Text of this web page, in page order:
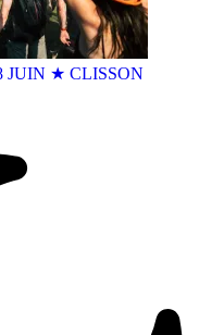
JUIN ★ CLISSON